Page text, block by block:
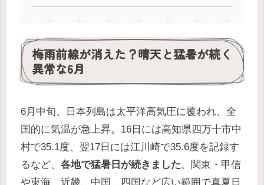
梅雨前線が消えた？晴天と猛暑が続く
異常な6月
6月中旬、日本列島は太平洋高気圧に覆われ、全
国的に気温が急上昇。16日には高知県四万十市中
村で35.1度、翌17日には江川崎で35.6度を記録す
るなど、 各地で猛暑日が続きました。関東・甲信
や東海、近畿、中国、四国など広い範囲で真夏日